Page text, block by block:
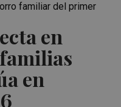
en
en
familiar del primer